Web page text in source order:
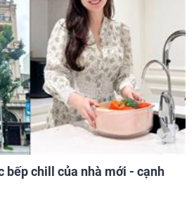
bếp chill của nhà mới - cạnh